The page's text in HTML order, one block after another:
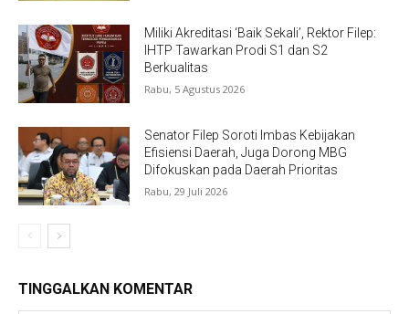
Miliki Akreditasi ‘Baik Sekali’, Rektor Filep:
IHTP Tawarkan Prodi S1 dan S2
Berkualitas
Rabu, 5 Agustus 2026
Senator Filep Soroti Imbas Kebijakan
Efisiensi Daerah, Juga Dorong MBG
Difokuskan pada Daerah Prioritas
Rabu, 29 Juli 2026
TINGGALKAN KOMENTAR